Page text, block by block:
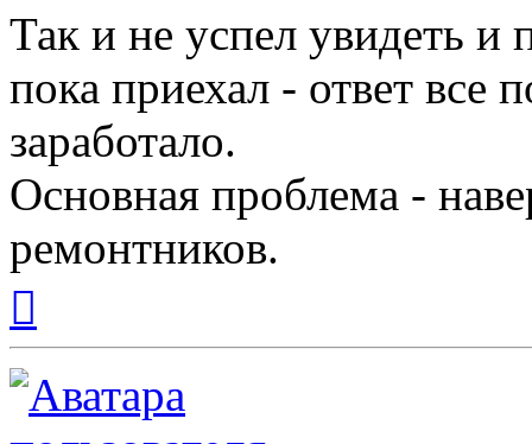
Так и не успел увидеть и
пока приехал - ответ все
заработало.
Основная проблема -
ремонтников.
началу